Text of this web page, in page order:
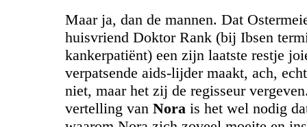
Maar ja, dan de mannen. Dat
huisvriend Doktor Rank (bij Ibsen
kankerpatiënt) een zijn laatste restje
verpatsende aids-lijder maakt, ach,
niet, maar het zij de regisseur
vertelling van Nora is het wel nodig